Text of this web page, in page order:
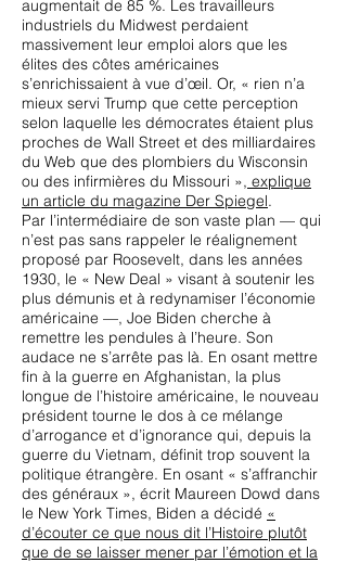
augmentait de 85 %. Les travailleurs
industriels du Midwest perdaient
massivement leur emploi alors que les
élites des côtes américaines
s’enrichissaient à vue d’œil. Or, « rien n’a
mieux servi Trump que cette perception
selon laquelle les démocrates étaient plus
proches de Wall Street et des milliardaires
du Web que des plombiers du Wisconsin
ou des infirmières du Missouri », explique
un article du magazine Der Spiegel.
Par l’intermédiaire de son vaste plan — qui
n’est pas sans rappeler le réalignement
proposé par Roosevelt, dans les années
1930, le « New Deal » visant à soutenir les
plus démunis et à redynamiser l’économie
américaine —, Joe Biden cherche à
remettre les pendules à l’heure. Son
audace ne s’arrête pas là. En osant mettre
fin à la guerre en Afghanistan, la plus
longue de l’histoire américaine, le nouveau
président tourne le dos à ce mélange
d’arrogance et d’ignorance qui, depuis la
guerre du Vietnam, définit trop souvent la
politique étrangère. En osant « s’affranchir
des généraux », écrit Maureen Dowd dans
le New York Times, Biden a décidé «
d’écouter ce que nous dit l’Histoire plutôt
que de se laisser mener par l’émotion et la